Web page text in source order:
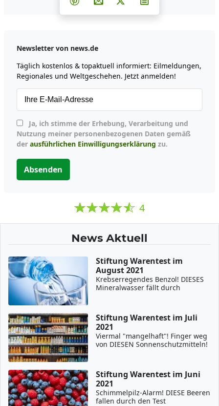
Newsletter von news.de
Täglich kostenlos & topaktuell informiert: Eilmeldungen,
Regionales und Weltgeschehen. Jetzt anmelden!
Nutzung meiner personenbezogenen Daten gemäß
der ausführlichen Einwilligungserklärung zu.
Absenden
4
News Aktuell
Stiftung Warentest im
August 2021
Krebserregendes Benzol! DIESES
Mineralwasser fällt durch
Stiftung Warentest im Juli
2021
Viermal "mangelhaft"! Finger weg
von DIESEN Sonnenschutzmitteln!
Stiftung Warentest im Juni
2021
Schimmelpilz-Alarm! DIESE Beeren
fallen durch den Test